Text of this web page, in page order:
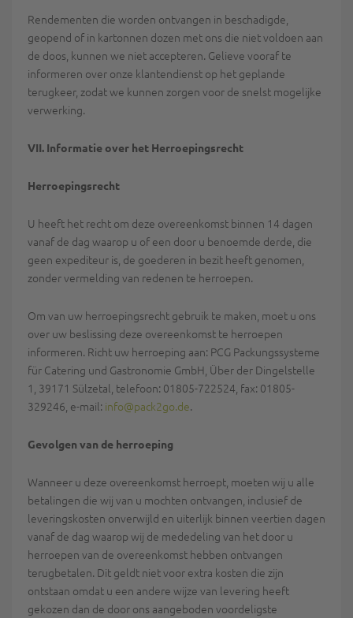
Rendementen die worden ontvangen in beschadigde,
geopend of in kartonnen dozen met ons die niet voldoen aan
de doos, kunnen we niet accepteren. Gelieve vooraf te
informeren over onze klantendienst op het geplande
terugkeer, zodat we kunnen zorgen voor de snelst mogelijke
verwerking.
VII. Informatie over het Herroepingsrecht
Herroepingsrecht
U heeft het recht om deze overeenkomst binnen 14 dagen
vanaf de dag waarop u of een door u benoemde derde, die
geen expediteur is, de goederen in bezit heeft genomen,
zonder vermelding van redenen te herroepen.
Om van uw herroepingsrecht gebruik te maken, moet u ons
over uw beslissing deze overeenkomst te herroepen
informeren. Richt uw herroeping aan: PCG Packungssysteme
für Catering und Gastronomie GmbH, Über der Dingelstelle
1, 39171 Sülzetal, telefoon: 01805-722524, fax: 01805-
329246, e-mail: info@pack2go.de.
Gevolgen van de herroeping
Wanneer u deze overeenkomst herroept, moeten wij u alle
betalingen die wij van u mochten ontvangen, inclusief de
leveringskosten onverwijld en uiterlijk binnen veertien dagen
vanaf de dag waarop wij de mededeling van het door u
herroepen van de overeenkomst hebben ontvangen
terugbetalen. Dit geldt niet voor extra kosten die zijn
ontstaan omdat u een andere wijze van levering heeft
gekozen dan de door ons aangeboden voordeligste